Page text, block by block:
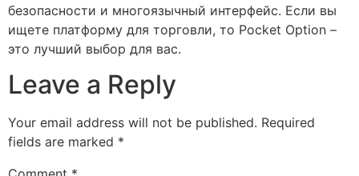
безопасности и многоязычный интерфейс. Если вы
ищете платформу для торговли, то Pocket Option –
это лучший выбор для вас.
Leave a Reply
Your email address will not be published. Required
fields are marked *